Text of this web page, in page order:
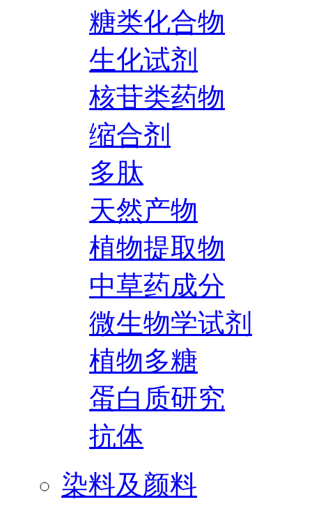
糖类化合物
生化试剂
核苷类药物
缩合剂
多肽
天然产物
植物提取物
中草药成分
微生物学试剂
植物多糖
蛋白质研究
抗体
染料及颜料